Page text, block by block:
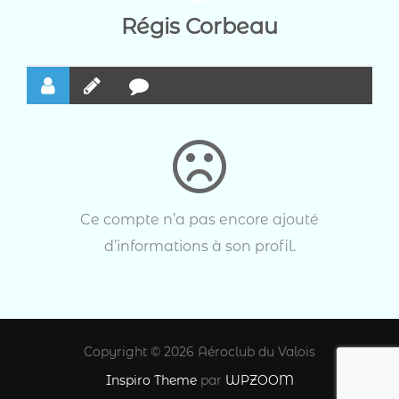
Régis Corbeau
Ce compte n’a pas encore ajouté
d’informations à son profil.
Copyright © 2026 Aéroclub du Valois
Inspiro Themepar WPZOOM